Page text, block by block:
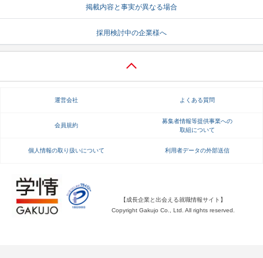
就活ノウハウが満載！ お役立ち記事・相談室など
就活ニュースペーパー よくある質問
不明点があればこちら
掲載内容と事実が異なる場合
採用検討中の企業様へ
運営会社 よくある質問
会員規約
募集者情報等提供事業への
取組について
個人情報の取り扱いについて 利用者データの外部送信
【成長企業と出会える就職情報サイト】
Copyright Gakujo Co., Ltd. All rights reserved.